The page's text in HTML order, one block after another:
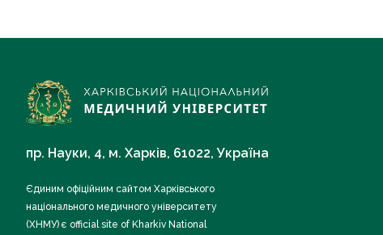
пр. Науки, 4, м. Харків, 61022, Україна
Єдиним офіційним сайтом Харківського
національного медичного університету
(ХНМУ) є official site of Kharkiv National